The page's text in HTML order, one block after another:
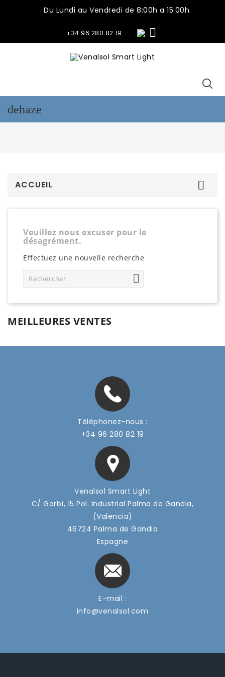
Du Lundi au Vendredi de 8:00h a 15:00h.
+34 96 280 82 19 
dehaze
ACCUEIL 
Veuillez nous excuser pour le
désagrément.
Effectuez une nouvelle recherche

MEILLEURES VENTES
Téléphonez-nous :
+34 96 280 82 19
Venalsol Smart Light
C/ Garbí, 15 Pol. Industrial Palma de Gandia,
(Valencia)
46724 Palma de Gandia
Espagne
E-mail :
info@venalsol.com